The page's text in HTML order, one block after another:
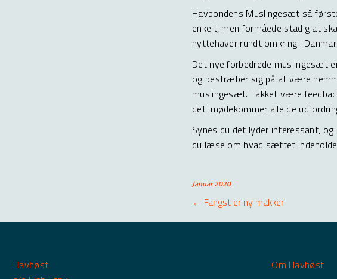
Havbondens Muslingesæt så
enkelt, men formåede stadig at
nyttehaver rundt omkring i
Det nye forbedrede muslingesæt
og bestræber sig på at være
muslingesæt. Takket være
det imødekommer alle de
Synes du det lyder interessant,
du læse om hvad sættet
Januar 2020
Posts
← Fangst er ny makker
Havhøst
Om Havhøst